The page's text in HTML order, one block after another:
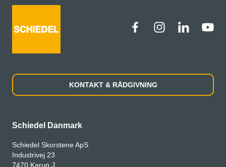
KONTAKT & RÅDGIVNING
Schiedel Danmark
Schiedel Skorstene ApS
Industrivej 23
7470 Karup J